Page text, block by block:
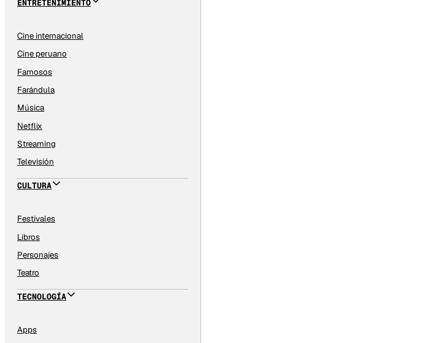
ENTRETENIMIENTO
Cine internacional
Cine peruano
Famosos
Farándula
Música
Netflix
Streaming
Televisión
CULTURA
Festivales
Libros
Personajes
Teatro
TECNOLOGÍA
Apps